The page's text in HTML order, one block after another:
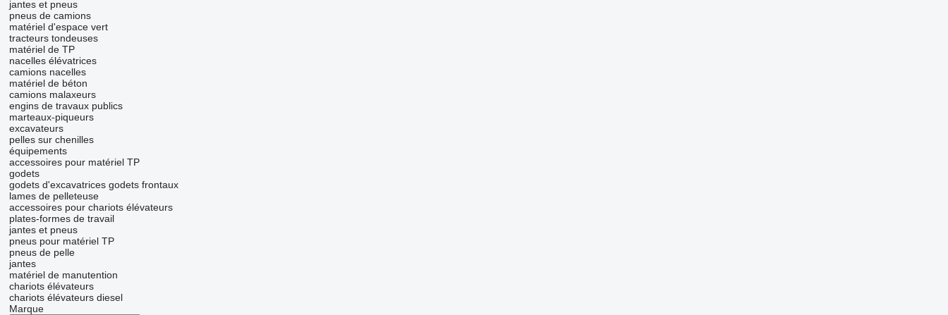
jantes et pneus
pneus de camions
matériel d'espace vert
tracteurs tondeuses
matériel de TP
nacelles élévatrices
camions nacelles
matériel de béton
camions malaxeurs
engins de travaux publics
marteaux-piqueurs
excavateurs
pelles sur chenilles
équipements
accessoires pour matériel TP
godets
godets d'excavatrices godets frontaux
lames de pelleteuse
accessoires pour chariots élévateurs
plates-formes de travail
jantes et pneus
pneus pour matériel TP
pneus de pelle
jantes
matériel de manutention
chariots élévateurs
chariots élévateurs diesel
Marque